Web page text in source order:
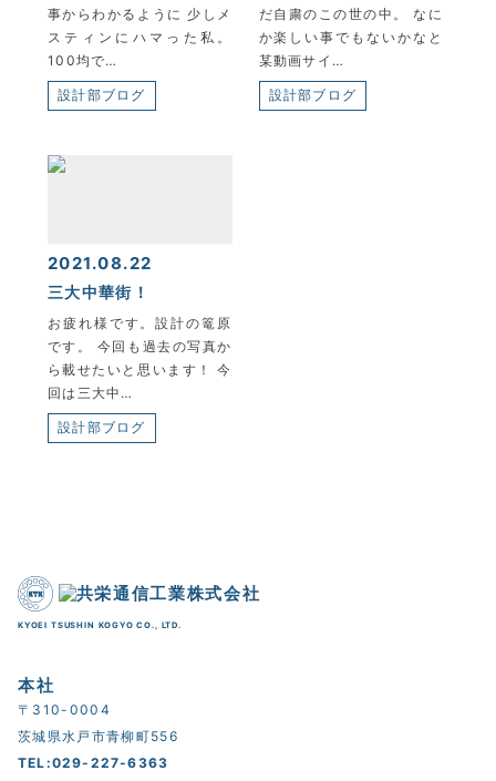
事からわかるように 少しメ
スティンにハマった私。
100均で…
設計部ブログ
だ自粛のこの世の中。 なに
か楽しい事でもないかなと
某動画サイ…
設計部ブログ
2021.08.22
三大中華街！
お疲れ様です。設計の篭原
です。 今回も過去の写真か
ら載せたいと思います！ 今
回は三大中…
設計部ブログ
KYOEI TSUSHIN KOGYO CO., LTD.
本社
〒310-0004
茨城県水戸市青柳町556
TEL:029-227-6363